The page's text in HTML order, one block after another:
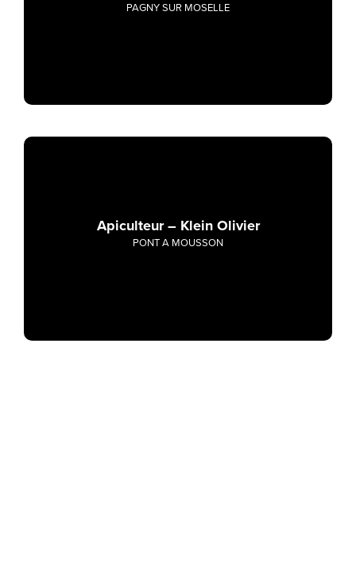
PAGNY SUR MOSELLE
Apiculteur – Klein Olivier
PONT A MOUSSON